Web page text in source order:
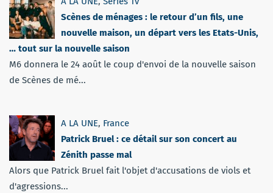
Scènes de ménages : le retour d’un fils, une
nouvelle maison, un départ vers les Etats-Unis,
… tout sur la nouvelle saison
M6 donnera le 24 août le coup d'envoi de la nouvelle saison
de Scènes de mé...
A LA UNE, France
Patrick Bruel : ce détail sur son concert au
Zénith passe mal
Alors que Patrick Bruel fait l'objet d'accusations de viols et
d'agressions...